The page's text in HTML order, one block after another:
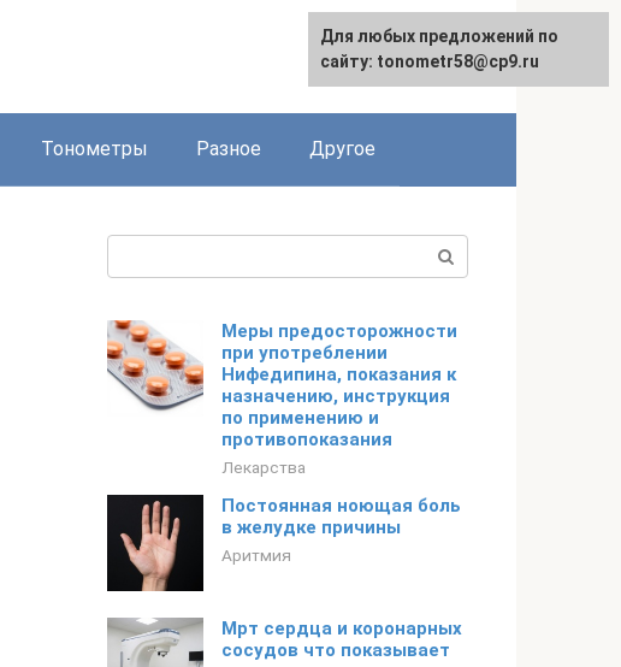
Тонометры Разное Другое
Меры предосторожности
при употреблении
Нифедипина, показания к
назначению, инструкция
по применению и
противопоказания
Лекарства
Постоянная ноющая боль
в желудке причины
Аритмия
Мрт сердца и коронарных
сосудов что показывает
Для любых предложений по
сайту: tonometr58@cp9.ru
Для любых предложений по
сайту: tonometr58@cp9.ru